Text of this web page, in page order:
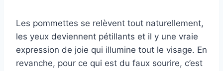
Les pommettes se relèvent tout naturellement,
les yeux deviennent pétillants et il y une vraie
expression de joie qui illumine tout le visage. En
revanche, pour ce qui est du faux sourire, c’est